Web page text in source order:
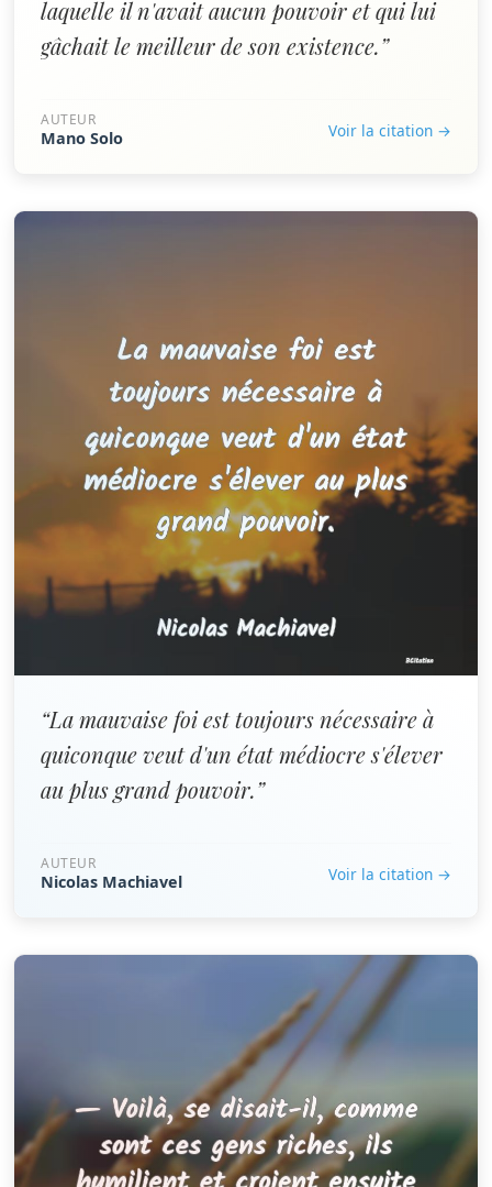
laquelle il n'avait aucun pouvoir et qui lui
gâchait le meilleur de son existence.”
AUTEUR
Mano Solo Voir la citation →
“La mauvaise foi est toujours nécessaire à
quiconque veut d'un état médiocre s'élever
au plus grand pouvoir.”
AUTEUR
Nicolas Machiavel Voir la citation →